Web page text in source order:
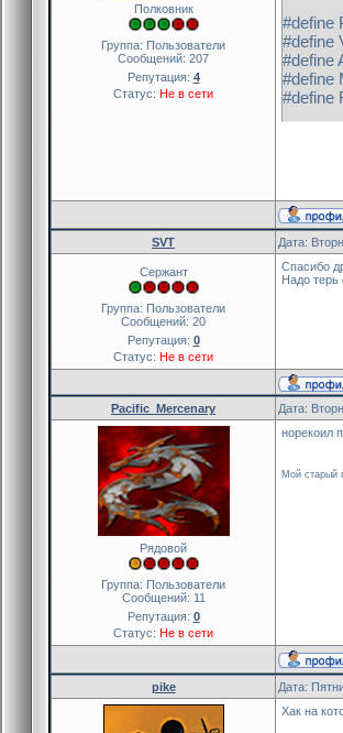
Полковник
Группа: Пользователи
Сообщений: 207
Репутация: 4
Статус: Не в сети
#define
#define
#define
#define
#define
public
new
new
new
return
}
if(
return
SVT Дата:
Сержант
Группа: Пользователи
Сообщений: 20
Репутация: 0
Статус: Не в сети
Спасибо
Надо терь
Pacific_Mercenary Дата:
Рядовой
Группа: Пользователи
Сообщений: 11
Репутация: 0
Статус: Не в сети
норекоил
Мой старый
pike Дата:
Хак на